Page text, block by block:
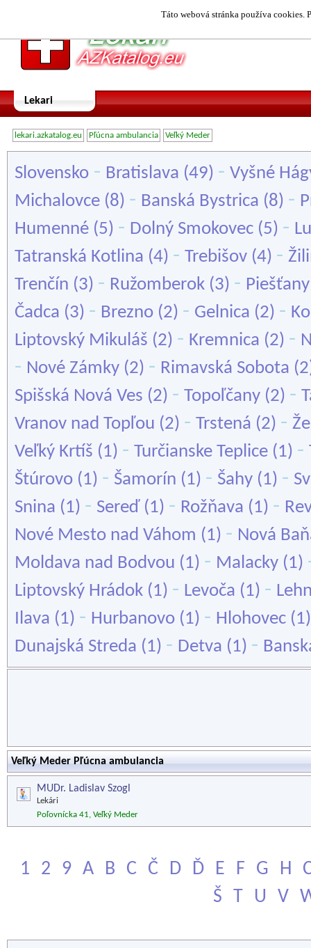
Táto webová stránka používa cookies.
Lekari
lekari.azkatalog.eu Pľúcna ambulancia Veľký Meder
Slovensko - Bratislava (49) - Vyšné
Michalovce (8) - Banská Bystrica (8) -
Humenné (5) - Dolný Smokovec (5) -
Tatranská Kotlina (4) - Trebišov (4) -
Trenčín (3) - Ružomberok (3) - Piešťany
Čadca (3) - Brezno (2) - Gelnica (2) -
Liptovský Mikuláš (2) - Kremnica (2) -
- Nové Zámky (2) - Rimavská Sobota
Spišská Nová Ves (2) - Topoľčany (2) -
Vranov nad Topľou (2) - Trstená (2) -
Veľký Krtíš (1) - Turčianske Teplice (1) -
Štúrovo (1) - Šamorín (1) - Šahy (1) -
Snina (1) - Sereď (1) - Rožňava (1) -
Nové Mesto nad Váhom (1) - Nová
Moldava nad Bodvou (1) - Malacky (1)
Liptovský Hrádok (1) - Levoča (1) -
Ilava (1) - Hurbanovo (1) - Hlohovec
Dunajská Streda (1) - Detva (1) -
Veľký Meder Pľúcna ambulancia
MUDr. Ladislav Szogl
Lekári
Poľovnícka 41, Veľký Meder
1 2 9 A B C Č D Ď E F G H
Š
T U V